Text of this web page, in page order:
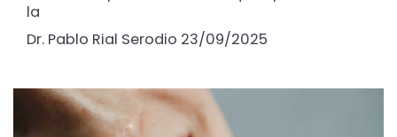
la
Dr. Pablo Rial Serodio 23/09/2025